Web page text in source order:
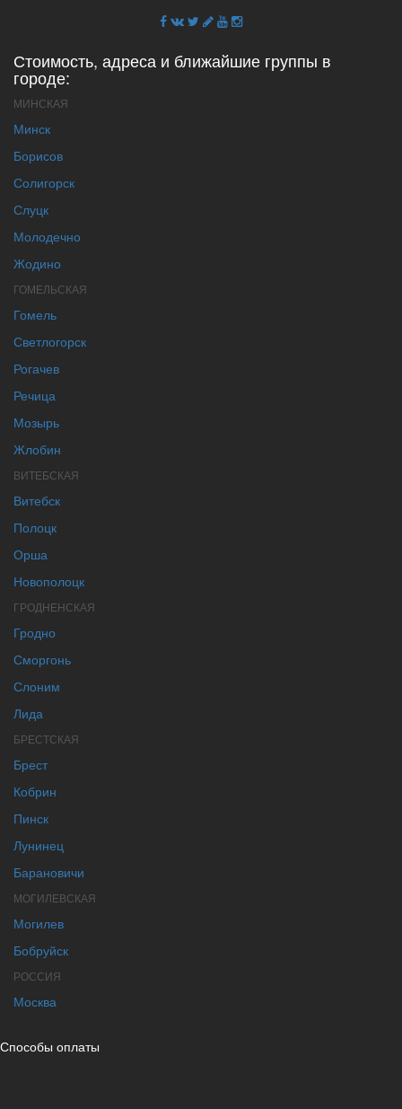
Стоимость, адреса и ближайшие группы в
городе:
МИНСКАЯ
Минск
Борисов
Солигорск
Слуцк
Молодечно
Жодино
ГОМЕЛЬСКАЯ
Гомель
Светлогорск
Рогачев
Речица
Мозырь
Жлобин
ВИТЕБСКАЯ
Витебск
Полоцк
Орша
Новополоцк
ГРОДНЕНСКАЯ
Гродно
Сморгонь
Слоним
Лида
БРЕСТСКАЯ
Брест
Кобрин
Пинск
Лунинец
Барановичи
МОГИЛЕВСКАЯ
Могилев
Бобруйск
РОССИЯ
Москва
Способы оплаты